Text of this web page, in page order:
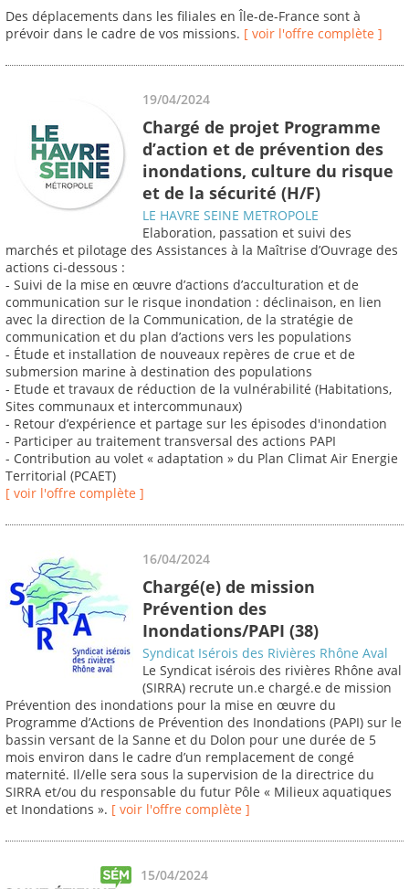
Des déplacements dans les filiales en Île-de-France sont à
prévoir dans le cadre de vos missions. [ voir l'offre complète ]
19/04/2024
Chargé de projet Programme
d’action et de prévention des
inondations, culture du risque
et de la sécurité (H/F)
LE HAVRE SEINE METROPOLE
Elaboration, passation et suivi des
marchés et pilotage des Assistances à la Maîtrise d’Ouvrage des
actions ci-dessous :
- Suivi de la mise en œuvre d’actions d’acculturation et de
communication sur le risque inondation : déclinaison, en lien
avec la direction de la Communication, de la stratégie de
communication et du plan d’actions vers les populations
- Étude et installation de nouveaux repères de crue et de
submersion marine à destination des populations
- Etude et travaux de réduction de la vulnérabilité (Habitations,
Sites communaux et intercommunaux)
- Retour d’expérience et partage sur les épisodes d'inondation
- Participer au traitement transversal des actions PAPI
- Contribution au volet « adaptation » du Plan Climat Air Energie
Territorial (PCAET)
[ voir l'offre complète ]
16/04/2024
Chargé(e) de mission
Prévention des
Inondations/PAPI (38)
Syndicat Isérois des Rivières Rhône Aval
Le Syndicat isérois des rivières Rhône aval
(SIRRA) recrute un.e chargé.e de mission
Prévention des inondations pour la mise en œuvre du
Programme d’Actions de Prévention des Inondations (PAPI) sur le
bassin versant de la Sanne et du Dolon pour une durée de 5
mois environ dans le cadre d’un remplacement de congé
maternité. Il/elle sera sous la supervision de la directrice du
SIRRA et/ou du responsable du futur Pôle « Milieux aquatiques
et Inondations ». [ voir l'offre complète ]
15/04/2024